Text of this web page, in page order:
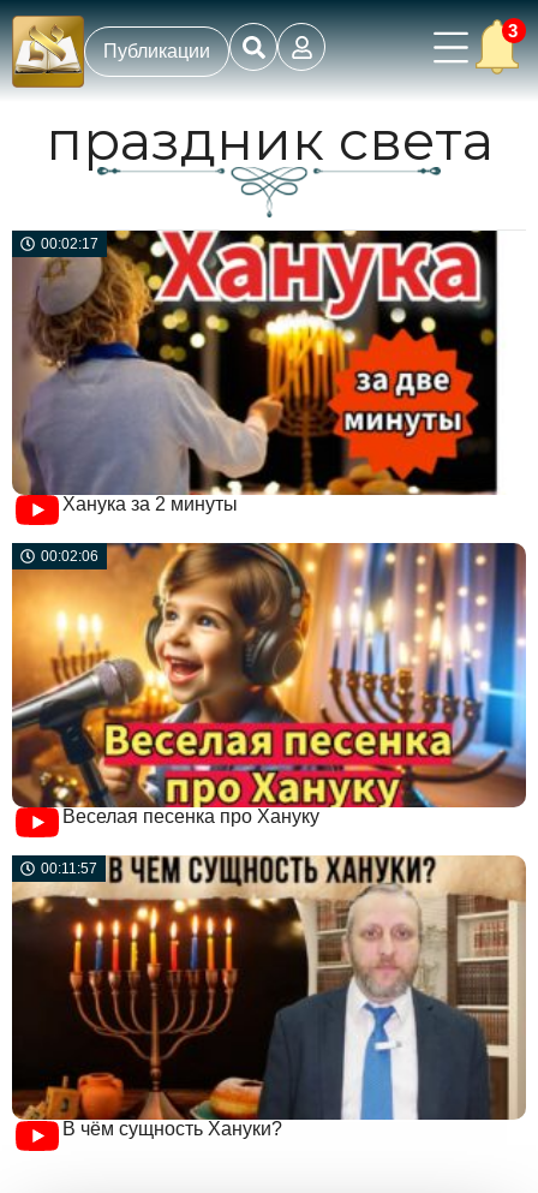
Публикации
3
праздник света
00:02:17
Ханука за 2 минуты
00:02:06
Веселая песенка про Хануку
00:11:57
В чём сущность Хануки?